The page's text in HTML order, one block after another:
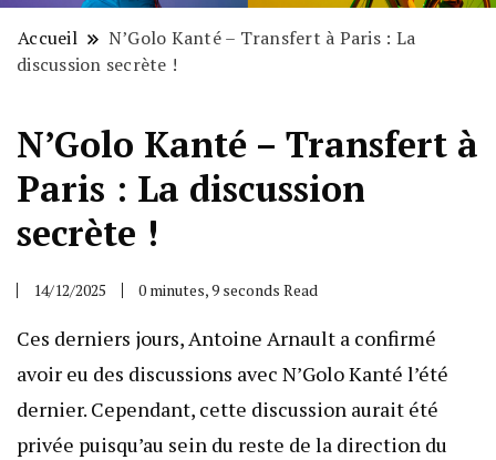
Accueil
N’Golo Kanté – Transfert à Paris : La
discussion secrète !
N’Golo Kanté – Transfert à
Paris : La discussion
secrète !
14/12/2025 0 minutes, 9 seconds Read
Ces derniers jours, Antoine Arnault a confirmé
avoir eu des discussions avec N’Golo Kanté l’été
dernier. Cependant, cette discussion aurait été
privée puisqu’au sein du reste de la direction du